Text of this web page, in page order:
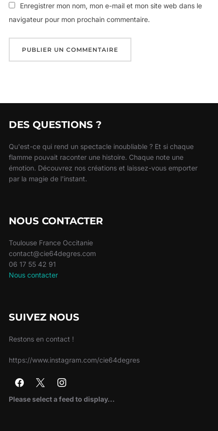
Enregistrer mon nom, mon e-mail et mon site web dans le
navigateur pour mon prochain commentaire.
DES QUESTIONS ?
Qu'est-ce qui rend un spectacle inoubliable ? Et si chaque
flamme pouvait raconter une histoire. Chaque note une
émotion. Découvrez nos créations et laissez-vous emporter
par la magie de l'instant.
NOUS CONTACTER
Toulouse France Occitanie
contact@cie64degres.com
06 17 55 42 91
Nous contacter
SUIVEZ NOUS
Restons en contact !
https://www.instagram.com/cie64degres
Please select a feed to display...